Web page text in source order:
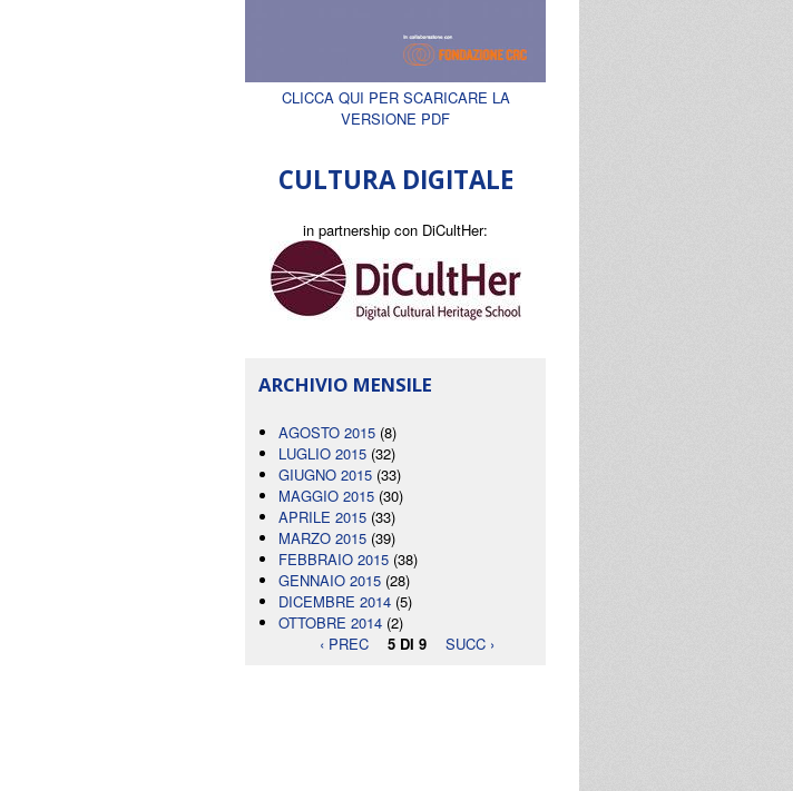
CLICCA QUI PER SCARICARE LA
VERSIONE PDF
CULTURA DIGITALE
in partnership con DiCultHer:
ARCHIVIO MENSILE
AGOSTO 2015 (8)
LUGLIO 2015 (32)
GIUGNO 2015 (33)
MAGGIO 2015 (30)
APRILE 2015 (33)
MARZO 2015 (39)
FEBBRAIO 2015 (38)
GENNAIO 2015 (28)
DICEMBRE 2014 (5)
OTTOBRE 2014 (2)
‹ PREC
5 DI 9 SUCC ›